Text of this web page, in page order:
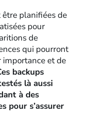
être planifiées de
pour
de
qui pourront
et de
backups
là aussi
à des
pour s’assurer